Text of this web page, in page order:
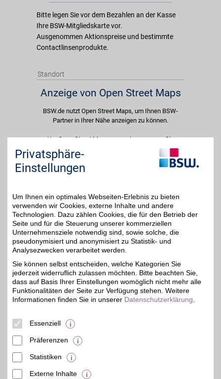
Bitte legen Sie vor dem Bezahlen an der Kasse
Ihre BSW-Mitgliedskarte vor.
Ausgenommen Aktionspreise und bestimmte
Contactlinsenprodukte.
Standort
Anzeige von Open Street Maps
BSW.de nutzt Open Street Maps, um Ihnen BSW-
Partner in Ihrer Nähe anzeigen zu können.
Um Open Street Maps anzuzeigen passen Sie
bitte Ihre Cookie-Einstellungen an und erlauben
Sie "Externe Inhalte". Diese Auswahl können Sie
jederzeit über die Cookie-Einstellungen im
unteren Seitenbereich ändern.
Einstellungen anpassen
Adresse
Dreieck 8
53111 Bonn
Privatsphäre-
Einstellungen
Um Ihnen ein optimales Webseiten-Erlebnis zu bieten
verwenden wir Cookies, externe Inhalte und andere
Technologien. Dazu zählen Cookies, die für den Betrieb der
Seite und für die Steuerung unserer kommerziellen
Unternehmensziele notwendig sind, sowie solche, die
pseudonymisiert und anonymisiert zu Statistik- und
Analysezwecken verarbeitet werden.
Sie können selbst entscheiden, welche Kategorien Sie
jederzeit widerruflich zulassen möchten. Bitte beachten Sie,
dass auf Basis Ihrer Einstellungen womöglich nicht mehr alle
Funktionalitäten der Seite zur Verfügung stehen. Weitere
Informationen finden Sie in unserer Datenschutzerklärung
Essenziell
Präferenzen
Statistiken
Externe Inhalte